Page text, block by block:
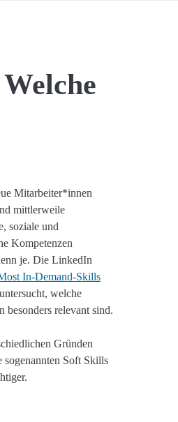
Mitarbeiter*innen
mittlerweile
soziale und
Kompetenzen
je. Die LinkedIn
In-Demand-Skills
welche
besonders relevant sind.
Gründen
sogenannten Soft Skills